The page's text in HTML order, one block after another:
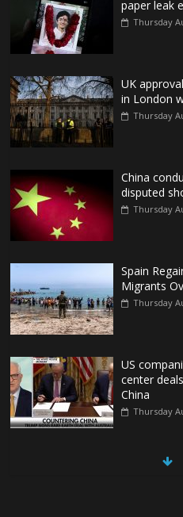
paper leak
Thursday
UK
in London
Thursday
China
disputed
Thursday
Spain
Migrants
Thursday
US
center
China
Thursday
China,